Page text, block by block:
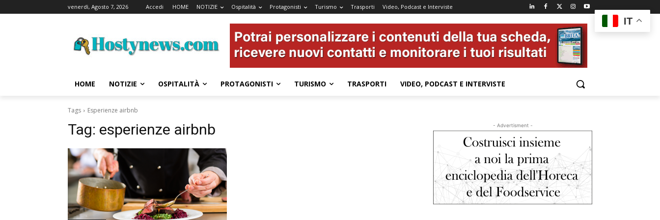
venerdì, Agosto 7, 2026 Accedi HOME NOTIZIE Ospitalità Protagonisti Turismo Trasporti Video, Podcast e Interviste
HOME NOTIZIE OSPITALITÀ PROTAGONISTI TURISMO TRASPORTI VIDEO, PODCAST E INTERVISTE
Tags Esperienze airbnb
Tag: esperienze airbnb - Advertisment -
IT